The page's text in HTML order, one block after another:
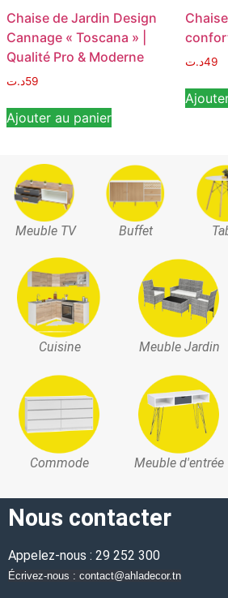
Chaise de Jardin Design
Cannage « Toscana » |
Qualité Pro & Moderne
59د.ت
Ajouter au panier
49د.ت
Meuble TV Buffet
Cuisine Meuble Jardin
Commode Meuble d'entrée
Nous contacter
Appelez-nous : 29 252 300
Écrivez-nous : contact@ahladecor.tn